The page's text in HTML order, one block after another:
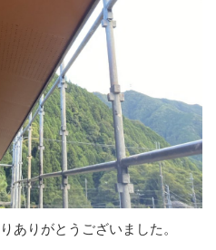
ありがとうございました。